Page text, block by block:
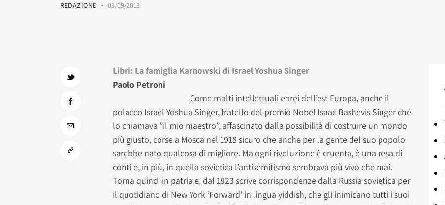
REDAZIONE 03/09/2013
Libri: La famiglia Karnowski di Israel Yoshua Singer
Paolo Petroni
Come molti intellettuali ebrei dell’est Europa, anche il
polacco Israel Yoshua Singer, fratello del premio Nobel Isaac Bashevis Singer che
lo chiamava ”il mio maestro”, affascinato dalla possibilità di costruire un mondo
più giusto, corse a Mosca nel 1918 sicuro che anche per la gente del suo popolo
sarebbe nato qualcosa di migliore. Ma ogni rivoluzione è cruenta, è una resa di
conti e, in più, in quella sovietica l’antisemitismo sembrava più vivo che mai.
Torna quindi in patria e, dal 1923 scrive corrispondenze dalla Russia sovietica per
il quotidiano di New York ‘Forward’ in lingua yiddish, che gli inimicano tutti i suoi